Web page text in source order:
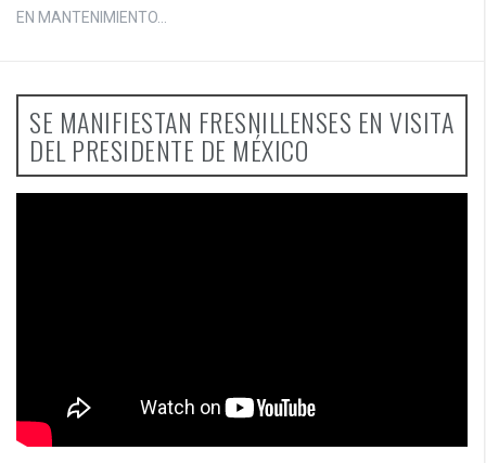
EN MANTENIMIENTO...
SE MANIFIESTAN FRESNILLENSES EN VISITA
DEL PRESIDENTE DE MÉXICO